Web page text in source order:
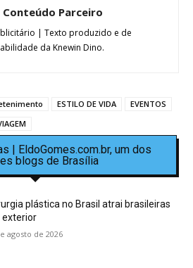
Parceiro
| Texto produzido e de
da Knewin Dino.
ESTILO DE VIDA
EVENTOS
| EldoGomes.com.br, um dos
blogs de Brasília
plástica no Brasil atrai brasileiras
exterior
agosto de 2026